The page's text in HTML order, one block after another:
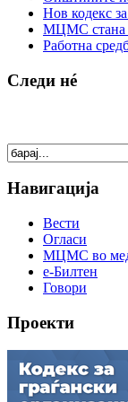
Нов кодекс
МЦМС стана
Работна
Следи нé
Навигација
Вести
Огласи
МЦМС во
е-Билтен
Говори
Проекти